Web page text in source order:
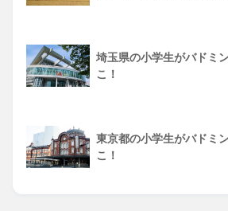
埼玉県の小学生がバドミ
こ！
東京都の小学生がバドミ
こ！